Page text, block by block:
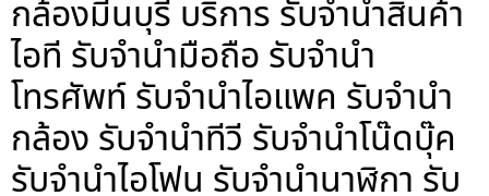
กล้องมีนบุรี บริการ รับจำนำสินค้า
ไอที รับจำนำมือถือ รับจำนำ
โทรศัพท์ รับจำนำไอแพค รับจำนำ
กล้อง รับจำนำทีวี รับจำนำโน๊ดบุ๊ค
รับจำนำไอโฟน รับจำนำนาฬิกา รับ